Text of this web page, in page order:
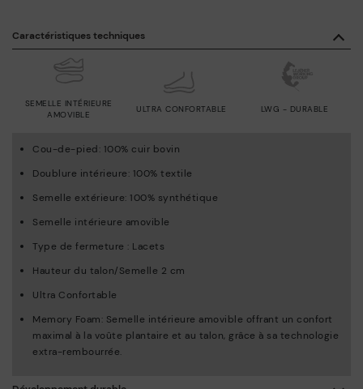
Caractéristiques techniques
SEMELLE INTÉRIEURE
AMOVIBLE
ULTRA CONFORTABLE LWG - DURABLE
Cou-de-pied: 100% cuir bovin
Doublure intérieure: 100% textile
Semelle extérieure: 100% synthétique
Semelle intérieure amovible
Type de fermeture : Lacets
Hauteur du talon/Semelle 2 cm
Ultra Confortable
Memory Foam: Semelle intérieure amovible offrant un confort
maximal à la voûte plantaire et au talon, grâce à sa technologie
extra-rembourrée.